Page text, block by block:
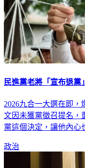
民進黨老將「宣布退黨
2026九合一大選在即
文因未獲黨徵召提名，
黨這個決定，讓他內心
政治